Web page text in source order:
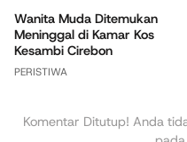
Wanita Muda Ditemukan
Meninggal di Kamar Kos
Kesambi Cirebon
PERISTIWA
Komentar Ditutup! Anda